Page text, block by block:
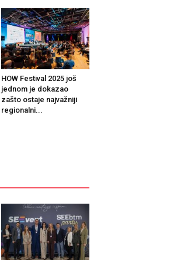
HOW Festival 2025 još
jednom je dokazao
zašto ostaje najvažniji
regionalni...